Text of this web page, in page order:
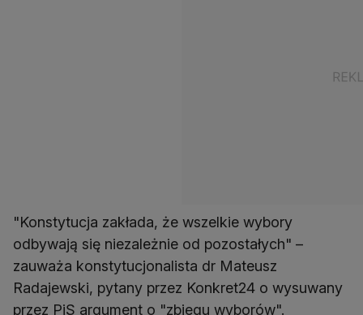
"Konstytucja zakłada, że wszelkie wybory
odbywają się niezależnie od pozostałych" –
zauważa konstytucjonalista dr Mateusz
Radajewski, pytany przez Konkret24 o wysuwany
przez PiS argument o "zbiegu wyborów".